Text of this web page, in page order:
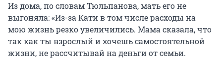
Из дома, по словам Тюльпанова, мать его не
выгоняла: «Из-за Кати в том числе расходы на
мою жизнь резко увеличились. Мама сказала, что
так как ты взрослый и хочешь самостоятельной
жизни, не рассчитывай на деньги от семьи.